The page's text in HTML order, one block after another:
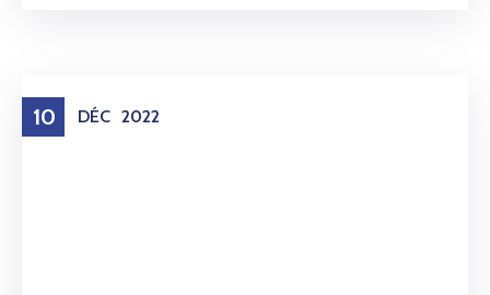
10 DÉC 2022